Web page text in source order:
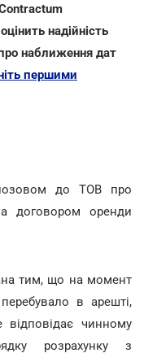
надійність
наближення дат
першими
до ТОВ про
договором оренди
тим, що на момент
в арешті,
відповідає чинному
розрахунку з